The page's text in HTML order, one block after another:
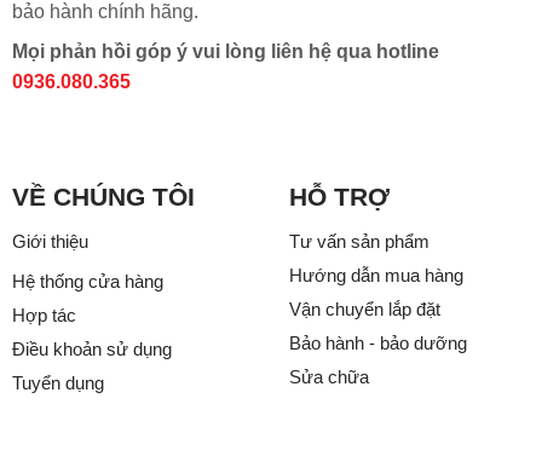
bảo hành chính hãng.
Mọi phản hồi góp ý vui lòng liên hệ qua hotline
0936.080.365
VỀ CHÚNG TÔI
Giới thiệu
Hệ thống cửa hàng
Hợp tác
Điều khoản sử dụng
Tuyển dụng
HỖ TRỢ
Tư vấn sản phẩm
Hướng dẫn mua hàng
Vận chuyển lắp đặt
Bảo hành - bảo dưỡng
Sửa chữa